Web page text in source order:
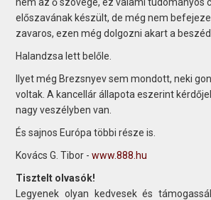
előszavának készült, de még nem
zavaros, ezen még dolgozni akart a
Halandzsa lett belőle.
Ilyet még Brezsnyev sem mondott, neki
voltak. A kancellár állapota eszerint
nagy veszélyben van.
És sajnos Európa többi része is.
Kovács G. Tibor - www.888.hu
Tisztelt olvasók!
Legyenek olyan kedvesek és